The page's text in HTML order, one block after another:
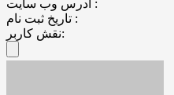
آدرس وب سایت :
تاریخ ثبت نام :
نقش کاربر: